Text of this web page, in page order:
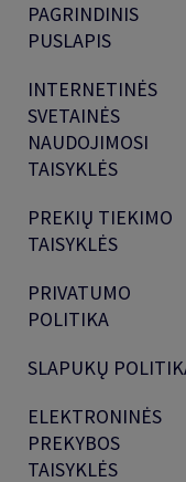
PAGRINDINIS
PUSLAPIS
INTERNETINĖS
SVETAINĖS
NAUDOJIMOSI
TAISYKLĖS
PREKIŲ TIEKIMO
TAISYKLĖS
PRIVATUMO
POLITIKA
SLAPUKŲ
ELEKTRONINĖS
PREKYBOS
TAISYKLĖS